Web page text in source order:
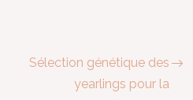
Sélection génétique des
yearlings pour la